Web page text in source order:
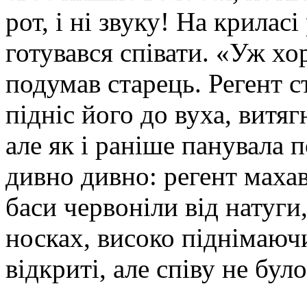
рот, і ні звуку! На
готувався співати. «Уж
подумав старець. Регент
підніс його до вуха,
але як і раніше
дивно дивно: регент
баси червоніли від
носках, високо
відкриті, але співу не